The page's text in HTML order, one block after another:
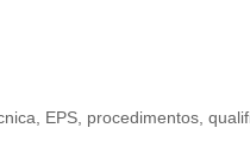
EPS, procedimentos,